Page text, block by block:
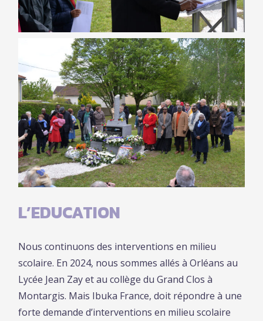
L’EDUCATION
Nous continuons des interventions en milieu
scolaire. En 2024, nous sommes allés à Orléans au
Lycée Jean Zay et au collège du Grand Clos à
Montargis. Mais Ibuka France, doit répondre à une
forte demande d’interventions en milieu scolaire